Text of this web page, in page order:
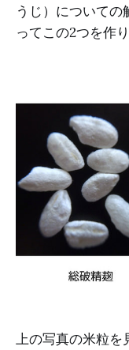
うじ）についての
ってこの2つを作
上の写真の米粒を